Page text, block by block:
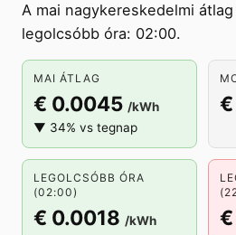
A mai nagykereskedelmi
legolcsóbb óra: 02:00.
MAI ÁTLAG
€ 0.0045 /kWh
▼ 34% vs tegnap
LEGOLCSÓBB ÓRA
(02:00)
€ 0.0018 /kWh